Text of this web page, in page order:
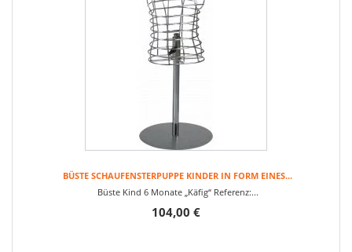
BÜSTE SCHAUFENSTERPUPPE KINDER IN FORM EINES...
Büste Kind 6 Monate „Käfig“ Referenz:...
104,00 €